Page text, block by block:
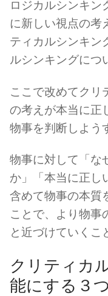
ロジカルシンキン
に新しい視点の考
ティカルシンキン
ルシンキングにつ
ここで改めてクリ
の考えが本当に正
物事を判断しよう
物事に対して「な
か」「本当に正し
含めて物事の本質
ことで、より物事
と近づけていくこ
クリティカ
能にする３